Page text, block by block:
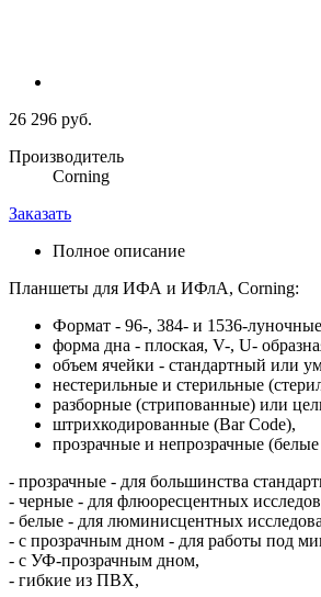
26 296 руб.
Производитель
Corning
Заказать
Полное описание
Планшеты для ИФА и ИФлА, Corning:
Формат - 96-, 384- и 1536-
форма дна - плоская, V-, U-
объем ячейки - стандартный или
нестерильные и стерильные
разборные (стрипованные) или
штрихкодированные (Bar Code),
прозрачные и непрозрачные
- прозрачные - для большинства
- черные - для флюоресцентных
- белые - для люминисцентных
- с прозрачным дном - для работы под
- с УФ-прозрачным дном,
- гибкие из ПВХ,